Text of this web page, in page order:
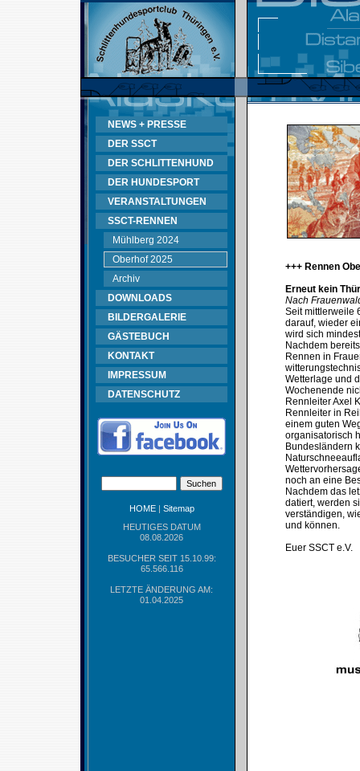
NEWS + PRESSE
DER SSCT
DER SCHLITTENHUND
DER HUNDESPORT
VERANSTALTUNGEN
SSCT-RENNEN
Mühlberg 2024
Oberhof 2025
Archiv
DOWNLOADS
BILDERGALERIE
GÄSTEBUCH
KONTAKT
IMPRESSUM
DATENSCHUTZ
HOME| Sitemap
HEUTIGES DATUM
08.08.2026
BESUCHER SEIT 15.10.99:
65.566.116
LETZTE ÄNDERUNG AM:
01.04.2025
+++ Rennen
Erneut kein
Nach
Seit mittlerweile
darauf, wieder
wird sich
Nachdem
Rennen in
Wetterlage und
Wochenende
Rennleiter Axel
Rennleiter in
einem guten
organisatorisch
Bundesländern
noch an eine
Nachdem das
datiert, werden
verständigen,
und können.
Euer SSCT e.V.